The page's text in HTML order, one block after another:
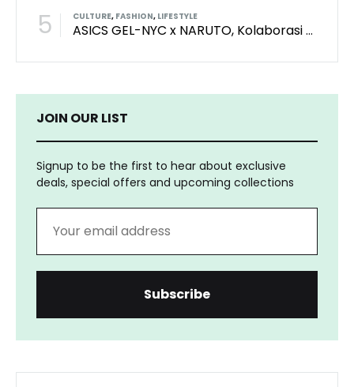
5 CULTURE, FASHION, LIFESTYLE
ASICS GEL-NYC x NARUTO, Kolaborasi Yang Bikin Wibu Seneng!
JOIN OUR LIST
Signup to be the first to hear about exclusive
deals, special offers and upcoming collections